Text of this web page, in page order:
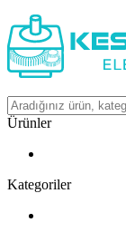
Ürünler
Kategoriler